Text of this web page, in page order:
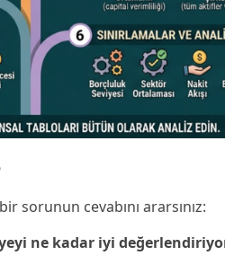
sorunun cevabını ararsınız:
ne kadar iyi